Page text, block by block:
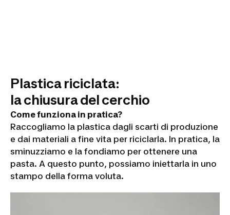
Plastica riciclata:
la chiusura del cerchio
Come funziona in pratica?
Raccogliamo la plastica dagli scarti di produzione
e dai materiali a fine vita per riciclarla. In pratica, la
sminuzziamo e la fondiamo per ottenere una
pasta. A questo punto, possiamo iniettarla in uno
stampo della forma voluta.